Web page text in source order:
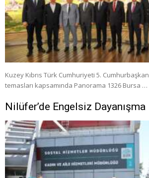
Kuzey Kıbrıs Türk Cumhuriyeti 5.
temasları kapsamında Panorama 1326 Bursa …
Nilüfer’de Engelsiz Dayanışma